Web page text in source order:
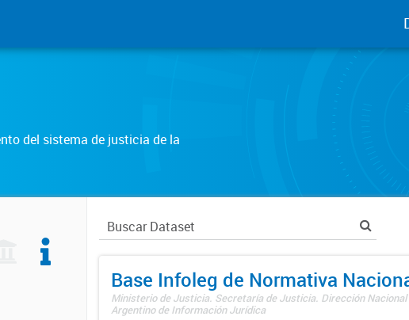
del sistema de justicia de la
Base Infoleg de Normativa
Ministerio de Justicia. Secretaría de Justicia. Dirección Nacional
Argentino de Información Jurídica